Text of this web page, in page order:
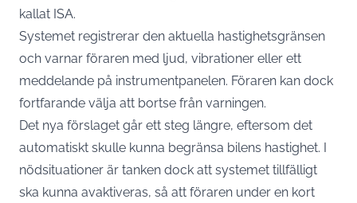
kallat ISA.
Systemet registrerar den aktuella hastighetsgränsen
och varnar föraren med ljud, vibrationer eller ett
meddelande på instrumentpanelen. Föraren kan dock
fortfarande välja att bortse från varningen.
Det nya förslaget går ett steg längre, eftersom det
automatiskt skulle kunna begränsa bilens hastighet. I
nödsituationer är tanken dock att systemet tillfälligt
ska kunna avaktiveras, så att föraren under en kort